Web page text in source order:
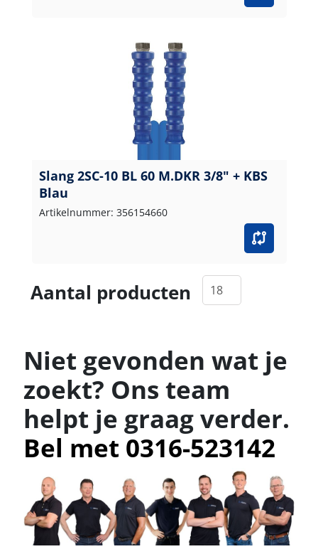
Slang 2SC-10 BL 60 M.DKR 3/8" + KBS
Blau
Artikelnummer: 356154660
Aantal producten
Niet gevonden wat je
zoekt? Ons team
helpt je graag verder.
Bel met 0316-523142